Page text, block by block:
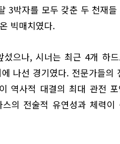
3박자를 모두 갖춘 두 천재
빅매치였다.
으나, 시너는 최근 4개 하
나선 경기였다. 전문가들의
역사적 대결의 최대 관전 포
의 전술적 유연성과 체력이